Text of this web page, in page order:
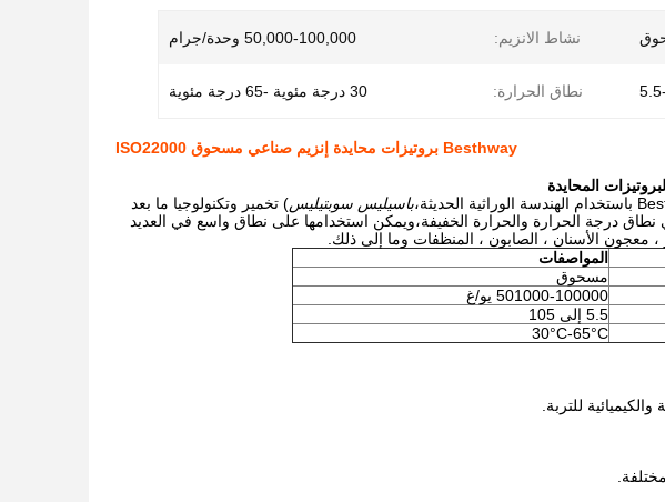
نشاط الانزيم: 50,000-100,000 وحدة/جرام
نطاق الحرارة: 30 درجة مئوية -65 درجة مئوية
Besthway بروتيزات محايدة إنزيم صناعي مسحوق ISO22000
البروتيزات المحايدة
باسيليس سوبتيليس) تخمير وتكنولوجيا ما بعد
درجة الحرارة والحرارة الخفيفة،ويمكن استخدامها على نطاق واسع في العديد
معجون الأسنان ، الصابون ، المنظفات وما إلى ذلك.
المواصفات
مسحوق
501000-100000 يو/غ
5.5 إلى 105
30°C-65°C
للتربة.